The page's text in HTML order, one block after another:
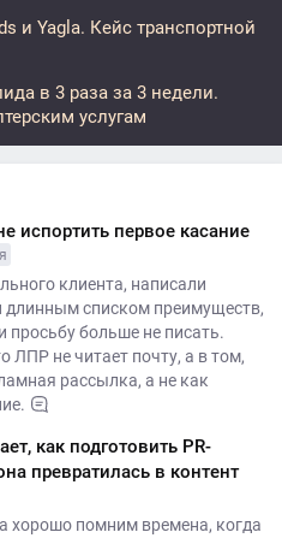
и Yagla. Кейс транспортной
в 3 раза за 3 недели.
услугам
испортить первое касание
клиента, написали
длинным списком преимуществ,
просьбу больше не писать.
ЛПР не читает почту, а в том,
рассылка, а не как
как подготовить PR-
превратилась в контент
помним времена, когда